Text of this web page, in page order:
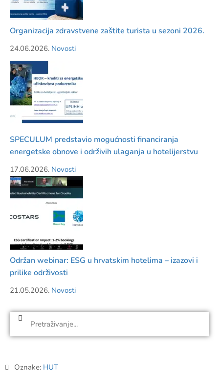
Organizacija zdravstvene zaštite turista u sezoni 2026.
24.06.2026. Novosti
SPECULUM predstavio mogućnosti financiranja
energetske obnove i održivih ulaganja u hotelijerstvu
17.06.2026. Novosti
Održan webinar: ESG u hrvatskim hotelima – izazovi i
prilike održivosti
21.05.2026. Novosti
Oznake: HUT